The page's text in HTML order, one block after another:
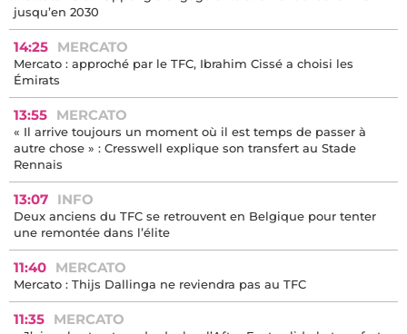
jusqu’en 2030
14:25 MERCATO
Mercato : approché par le TFC, Ibrahim Cissé a choisi les
Émirats
13:55 MERCATO
« Il arrive toujours un moment où il est temps de passer à
autre chose » : Cresswell explique son transfert au Stade
Rennais
13:07 INFO
Deux anciens du TFC se retrouvent en Belgique pour tenter
une remontée dans l’élite
11:40 MERCATO
Mercato : Thijs Dallinga ne reviendra pas au TFC
11:35 MERCATO